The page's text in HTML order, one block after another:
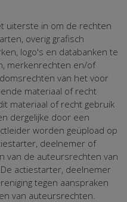
uiterste in om de rechten
overig grafisch
logo's en databanken te
merkenrechten en/of
van het voor
materiaal of recht
materiaal of recht gebruik
dergelijke door een
worden geüpload op
deelnemer of
van de auteursrechten van
actiestarter, deelnemer
tegen aanspraken
van auteursrechten.